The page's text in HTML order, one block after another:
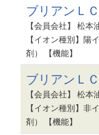
ブリアンＬ
【会員会社】 松本
【イオン種別】陽
剤） 【機能】
ブリアンＬ
【会員会社】 松本
【イオン種別】非
剤） 【機能】